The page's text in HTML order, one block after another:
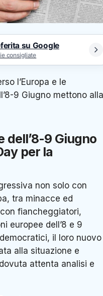
su Google
consigliate
l’Europa e le
9 Giugno mettono alla
dell’8-9 Giugno
per la
non solo con
tra minacce ed
fiancheggiatori,
europee dell’8 e 9
il loro nuovo
alla situazione e
attenta analisi e